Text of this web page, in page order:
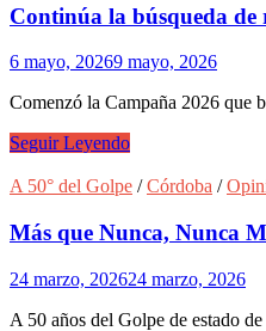
Continúa la búsqueda de
6 mayo, 20269 mayo, 2026
Comenzó la Campaña 2026 que
Continúa
búsqueda
restos
de
desaparecidos
en
la
Seguir Leyendo
A 50° del Golpe /Córdoba /
Más que Nunca, Nunca
24 marzo, 202624 marzo, 2026
A 50 años del Golpe de estado